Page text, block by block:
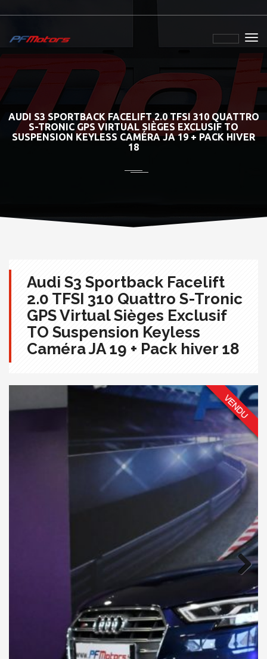
AUDI S3 SPORTBACK FACELIFT 2.0 TFSI 310 QUATTRO
S-TRONIC GPS VIRTUAL SIÈGES EXCLUSIF TO
SUSPENSION KEYLESS CAMÉRA JA 19 + PACK HIVER
18
Audi S3 Sportback Facelift
2.0 TFSI 310 Quattro S-Tronic
GPS Virtual Sièges Exclusif
TO Suspension Keyless
Caméra JA 19 + Pack hiver 18